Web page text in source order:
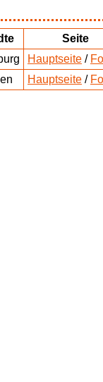
Seite
Hauptseite /
Hauptseite /